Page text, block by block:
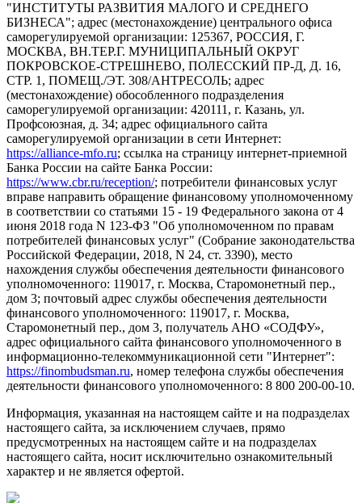
"ИНСТИТУТЫ РАЗВИТИЯ МАЛОГО И СРЕДНЕГО
БИЗНЕСА"; адрес (местонахождение) центрального офиса
саморегулируемой организации: 125367, РОССИЯ, Г.
МОСКВА, ВН.ТЕР.Г. МУНИЦИПАЛЬНЫЙ ОКРУГ
ПОКРОВСКОЕ-СТРЕШНЕВО, ПОЛЕССКИЙ ПР-Д, Д. 16,
СТР. 1, ПОМЕЩ./ЭТ. 308/АНТРЕСОЛЬ; адрес
(местонахождение) обособленного подразделения
саморегулируемой организации: 420111, г. Казань, ул.
Профсоюзная, д. 34; адрес официального сайта
саморегулируемой организации в сети Интернет:
https://alliance-mfo.ru; ссылка на страницу интернет-приемной
Банка России на сайте Банка России:
https://www.cbr.ru/reception/; потребители финансовых услуг
вправе направить обращение финансовому уполномоченному
в соответствии со статьями 15 - 19 Федерального закона от 4
июня 2018 года N 123-ФЗ "Об уполномоченном по правам
потребителей финансовых услуг" (Собрание законодательства
Российской Федерации, 2018, N 24, ст. 3390), место
нахождения службы обеспечения деятельности финансового
уполномоченного: 119017, г. Москва, Старомонетный пер.,
дом 3; почтовый адрес службы обеспечения деятельности
финансового уполномоченного: 119017, г. Москва,
Старомонетный пер., дом 3, получатель АНО «СОДФУ»,
адрес официального сайта финансового уполномоченного в
информационно-телекоммуникационной сети "Интернет":
https://finombudsman.ru, номер телефона службы обеспечения
деятельности финансового уполномоченного: 8 800 200-00-10.
Информация, указанная на настоящем сайте и на подразделах
настоящего сайта, за исключением случаев, прямо
предусмотренных на настоящем сайте и на подразделах
настоящего сайта, носит исключительно ознакомительный
характер и не является офертой.